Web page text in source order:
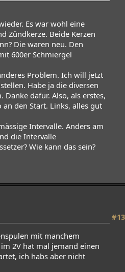
Es war wohl eine
Zündkerze. Beide Kerzen
Die waren neu. Den
600er Schmiergel
Problem. Ich will jetzt
Habe ja die diversen
dafür. Also, als erstes,
den Start. Links, alles gut
Intervalle. Anders am
die Intervalle
Wie kann das sein?
#13
mit manchem
2V hat mal jemand einen
ich habs aber nicht